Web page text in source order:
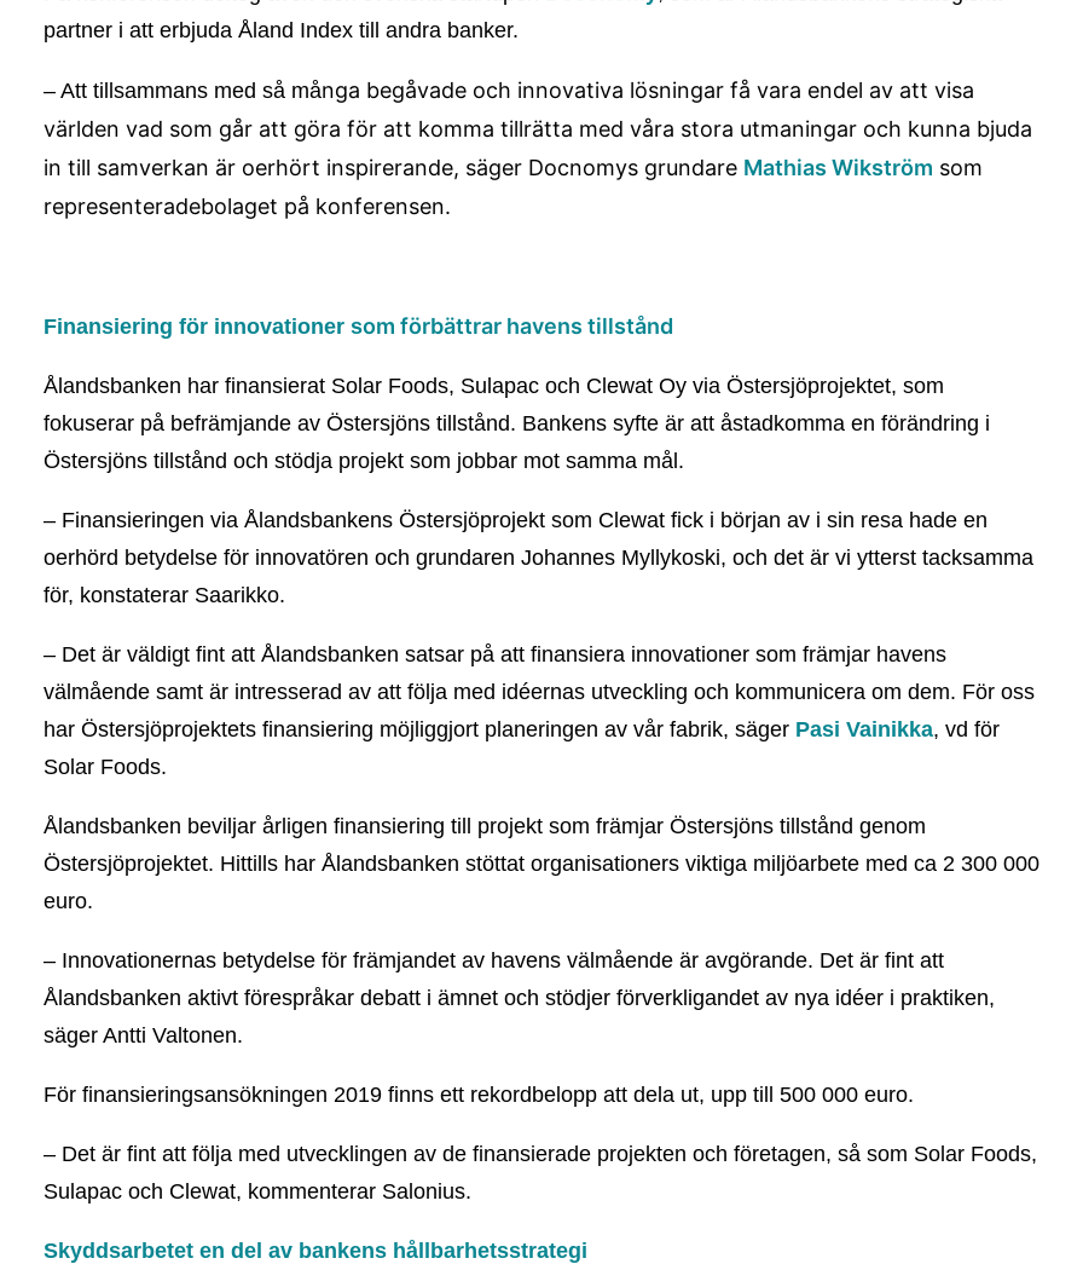
partner i att erbjuda Åland Index till andra banker.
– Att tillsammans med så många begåvade och innovativa lösningar få vara endel av att visa
världen vad som går att göra för att komma tillrätta med våra stora utmaningar och kunna bjuda
in till samverkan är oerhört inspirerande, säger Docnomys grundare Mathias Wikström som
representeradebolaget på konferensen.
Finansiering för innovationer som förbättrar havens tillstånd
Ålandsbanken har finansierat Solar Foods, Sulapac och Clewat Oy via Östersjöprojektet, som
fokuserar på befrämjande av Östersjöns tillstånd. Bankens syfte är att åstadkomma en förändring i
Östersjöns tillstånd och stödja projekt som jobbar mot samma mål.
– Finansieringen via Ålandsbankens Östersjöprojekt som Clewat fick i början av i sin resa hade en
oerhörd betydelse för innovatören och grundaren Johannes Myllykoski, och det är vi ytterst tacksamma
för, konstaterar Saarikko.
– Det är väldigt fint att Ålandsbanken satsar på att finansiera innovationer som främjar havens
välmående samt är intresserad av att följa med idéernas utveckling och kommunicera om dem. För oss
har Östersjöprojektets finansiering möjliggjort planeringen av vår fabrik, säger Pasi Vainikka, vd för
Solar Foods.
Ålandsbanken beviljar årligen finansiering till projekt som främjar Östersjöns tillstånd genom
Östersjöprojektet. Hittills har Ålandsbanken stöttat organisationers viktiga miljöarbete med ca 2 300 000
euro.
– Innovationernas betydelse för främjandet av havens välmående är avgörande. Det är fint att
Ålandsbanken aktivt förespråkar debatt i ämnet och stödjer förverkligandet av nya idéer i praktiken,
säger Antti Valtonen.
För finansieringsansökningen 2019 finns ett rekordbelopp att dela ut, upp till 500 000 euro.
– Det är fint att följa med utvecklingen av de finansierade projekten och företagen, så som Solar Foods,
Sulapac och Clewat, kommenterar Salonius.
Skyddsarbetet en del av bankens hållbarhetsstrategi